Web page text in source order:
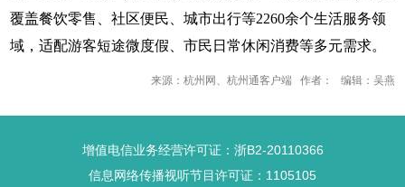
覆盖餐饮零售、社区便民、城市出行等2260余个生活服务领
域，适配游客短途微度假、市民日常休闲消费等多元需求。
来源：杭州网、杭州通客户端 作者： 编辑：吴燕
增值电信业务经营许可证：浙B2-20110366
信息网络传播视听节目许可证：1105105